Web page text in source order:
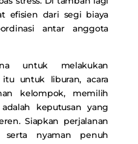
efisien dari segi biaya
antar anggota
untuk melakukan
untuk liburan, acara
kelompok, memilih
keputusan yang
Siapkan perjalanan
nyaman penuh